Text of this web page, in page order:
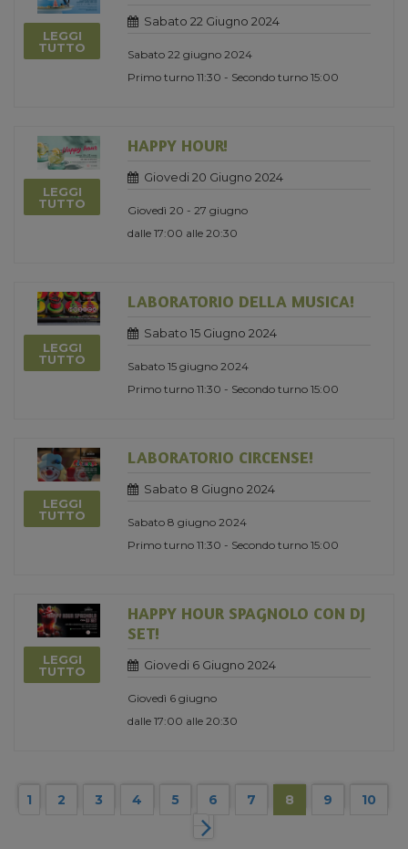
LEGGI
TUTTO
Sabato 22 Giugno 2024
Sabato 22 giugno 2024
Primo turno 11:30 - Secondo turno 15:00
LEGGI
TUTTO
HAPPY HOUR!
Giovedi 20 Giugno 2024
Giovedì 20 - 27 giugno
dalle 17:00 alle 20:30
LEGGI
TUTTO
LABORATORIO DELLA MUSICA!
Sabato 15 Giugno 2024
Sabato 15 giugno 2024
Primo turno 11:30 - Secondo turno 15:00
LEGGI
TUTTO
LABORATORIO CIRCENSE!
Sabato 8 Giugno 2024
Sabato 8 giugno 2024
Primo turno 11:30 - Secondo turno 15:00
LEGGI
TUTTO
HAPPY HOUR SPAGNOLO CON DJ
SET!
Giovedi 6 Giugno 2024
Giovedì 6 giugno
dalle 17:00 alle 20:30
1 2 3 4 5 6 7 8 9 10